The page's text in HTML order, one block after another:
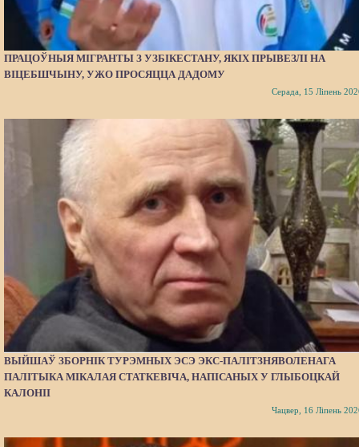
ПРАЦОЎНЫЯ МІГРАНТЫ З УЗБІКЕСТАНУ, ЯКІХ ПРЫВЕЗЛІ НА
ВІЦЕБШЧЫНУ, УЖО ПРОСЯЦЦА ДАДОМУ
Серада, 15 Ліпень
ВЫЙШАЎ ЗБОРНІК ТУРЭМНЫХ ЭСЭ ЭКС-ПАЛІТЗНЯВОЛЕНАГА
ПАЛІТЫКА МІКАЛАЯ СТАТКЕВІЧА, НАПІСАНЫХ У ГЛЫБОЦКАЙ
КАЛОНІІ
Чацвер, 16 Ліпень